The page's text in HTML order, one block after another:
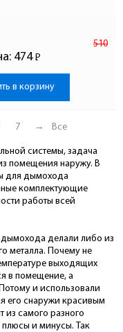
510
474 Р
-
в корзину
7 → Все
системы, задача
помещения наружу. В
для дымохода
комплектующие
работы всей
делали либо из
металла. Почему не
выходящих
в помещение, а
и использовали
его снаружи красивым
самого разного
плюсы и минусы. Так